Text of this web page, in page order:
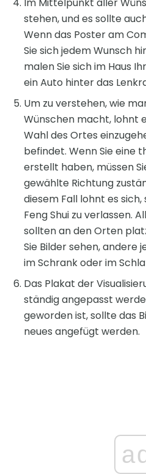
Im Mittelpunkt aller
stehen, und es sollte
Wenn das Poster am
Sie sich jedem Wunsch
malen Sie sich im Haus
ein Auto hinter das
Um zu verstehen, wie
Wünschen macht, lohnt
Wahl des Ortes
befindet. Wenn Sie eine
erstellt haben, müssen
gewählte Richtung
diesem Fall lohnt es
Feng Shui zu verlassen.
sollten an den Orten
Sie Bilder sehen, andere
im Schrank oder im
Das Plakat der
ständig angepasst
geworden ist, sollte das
neues angefügt werden.